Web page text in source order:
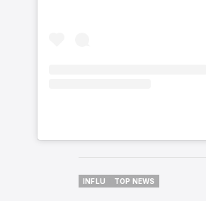
INFLU
TOP NEWS